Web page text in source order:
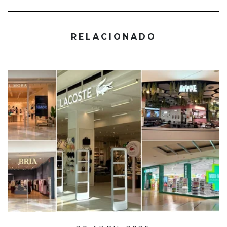
RELACIONADO